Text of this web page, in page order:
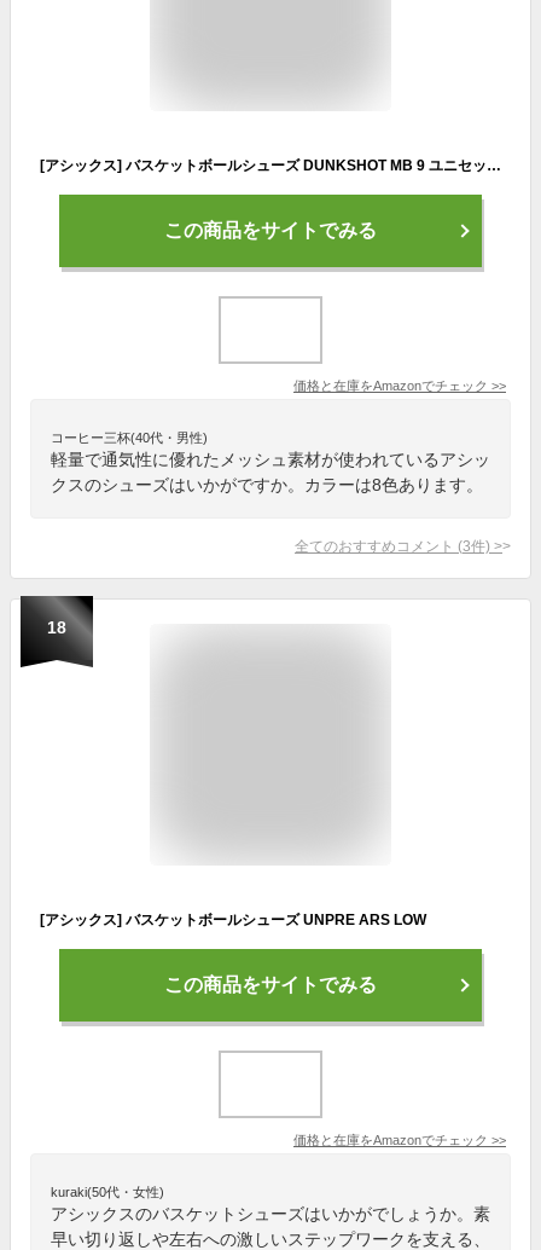
[アシックス] バスケットボールシューズ DUNKSHOT MB 9 ユニセックス子供
この商品をサイトでみる
価格と在庫をAmazonでチェック >>
コーヒー三杯(40代・男性)
軽量で通気性に優れたメッシュ素材が使われているアシッ
クスのシューズはいかがですか。カラーは8色あります。
全てのおすすめコメント (3件) >
18
[アシックス] バスケットボールシューズ UNPRE ARS LOW
この商品をサイトでみる
価格と在庫をAmazonでチェック >>
kuraki(50代・女性)
アシックスのバスケットシューズはいかがでしょうか。素
早い切り返しや左右への激しいステップワークを支える、